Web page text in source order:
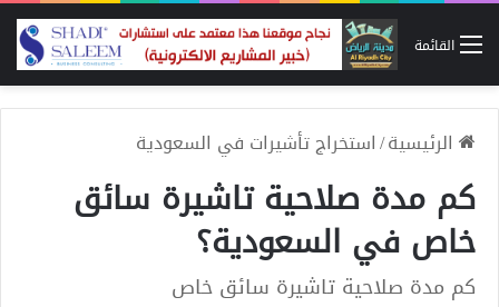
القائمة
الرئيسية/استخراج تأشيرات في السعودية
كم مدة صلاحية تاشيرة سائق
خاص في السعودية؟
كم مدة صلاحية تاشيرة سائق خاص